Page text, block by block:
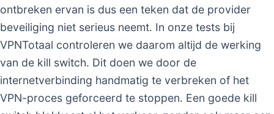
ontbreken ervan is dus een teken dat de provider
beveiliging niet serieus neemt. In onze tests bij
VPNTotaal controleren we daarom altijd de werking
van de kill switch. Dit doen we door de
internetverbinding handmatig te verbreken of het
VPN-proces geforceerd te stoppen. Een goede kill